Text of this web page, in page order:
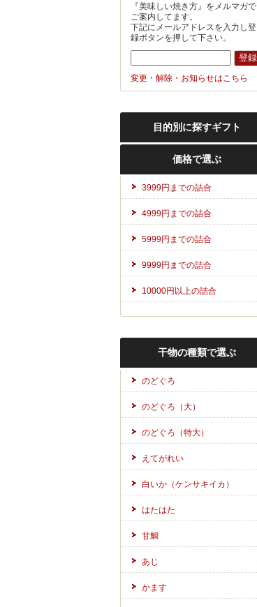
『美味しい焼き方』をメルマガで
ご案内してます。
下記にメールアドレスを入力し登
録ボタンを押して下さい。
変更・解除・お知らせはこちら
目的別に探すギフト
価格で選ぶ
3999円までの詰合
4999円までの詰合
5999円までの詰合
9999円までの詰合
10000円以上の詰合
干物の種類で選ぶ
のどぐろ
のどぐろ（大）
のどぐろ（特大）
えてがれい
白いか（ケンサキイカ）
はたはた
甘鯛
あじ
かます